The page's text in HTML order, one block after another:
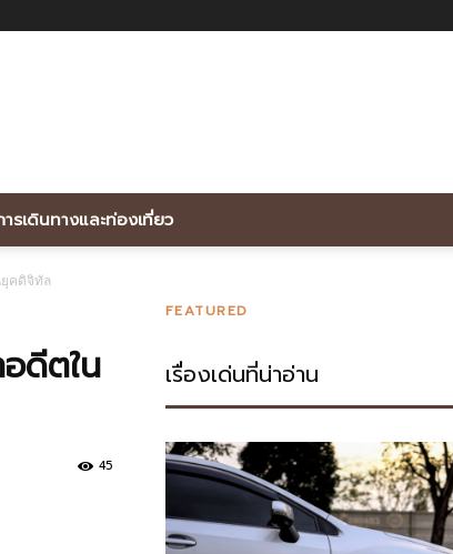
ารเดินทางและท่องเที่ยว
คดิจิทัล
ดีตใน
45
FEATURED
เรื่องเด่นที่น่าอ่าน